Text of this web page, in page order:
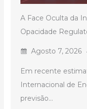
A Face Oculta da
Opacidade
Agosto 7, 2026
Em recente
Internacional de
previsão...